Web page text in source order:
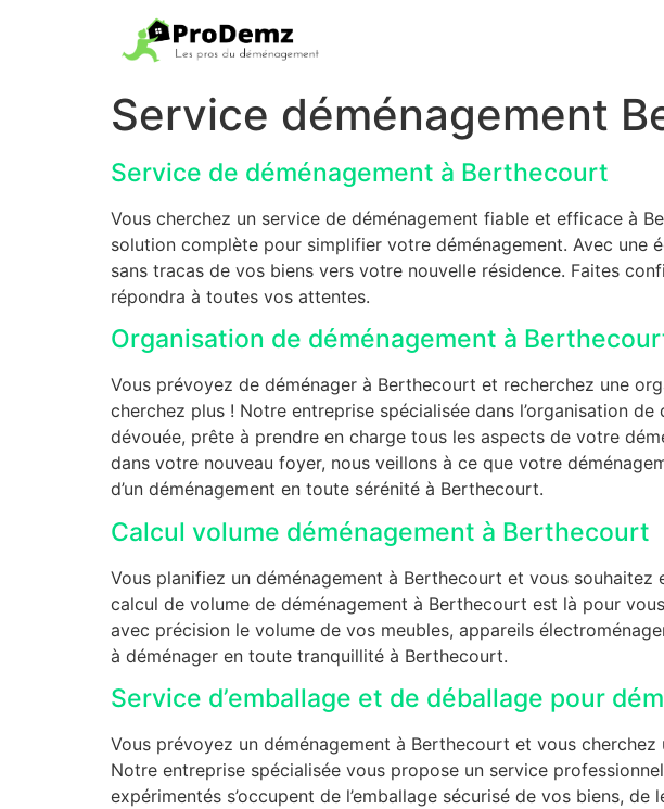
Service déménagement
Service de déménagement à Berthecourt
Vous cherchez un service de déménagement fiable et efficace à
solution complète pour simplifier votre déménagement. Avec une
sans tracas de vos biens vers votre nouvelle résidence. Faites
répondra à toutes vos attentes.
Organisation de déménagement à
Vous prévoyez de déménager à Berthecourt et recherchez une
cherchez plus ! Notre entreprise spécialisée dans l’organisation
dévouée, prête à prendre en charge tous les aspects de votre
dans votre nouveau foyer, nous veillons à ce que votre
d’un déménagement en toute sérénité à Berthecourt.
Calcul volume déménagement à Berthecourt
Vous planifiez un déménagement à Berthecourt et vous
calcul de volume de déménagement à Berthecourt est là pour
avec précision le volume de vos meubles, appareils
à déménager en toute tranquillité à Berthecourt.
Service d’emballage et de déballage pour
Vous prévoyez un déménagement à Berthecourt et vous
Notre entreprise spécialisée vous propose un service
expérimentés s’occupent de l’emballage sécurisé de vos biens,